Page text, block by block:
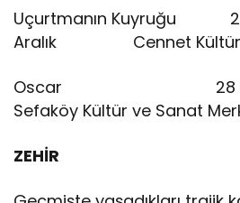
Uçurtmanın Kuyruğu
Aralık Cennet Kültür
Oscar 28
Sefaköy Kültür ve Sanat
ZEHİR